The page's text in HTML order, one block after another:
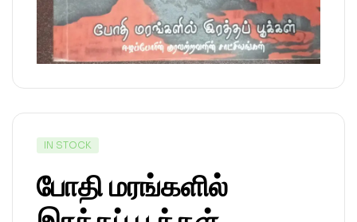
IN STOCK
போதி மரங்களில்